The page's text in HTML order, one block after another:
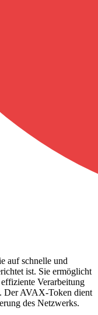
auf schnelle und
ist. Sie ermöglicht
Verarbeitung
Der AVAX-Token dient
des Netzwerks.